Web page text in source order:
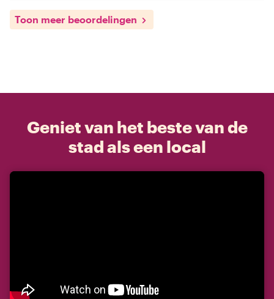
Toon meer beoordelingen
Geniet van het beste van de
stad als een local